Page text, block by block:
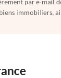
par e-mail
immobiliers,